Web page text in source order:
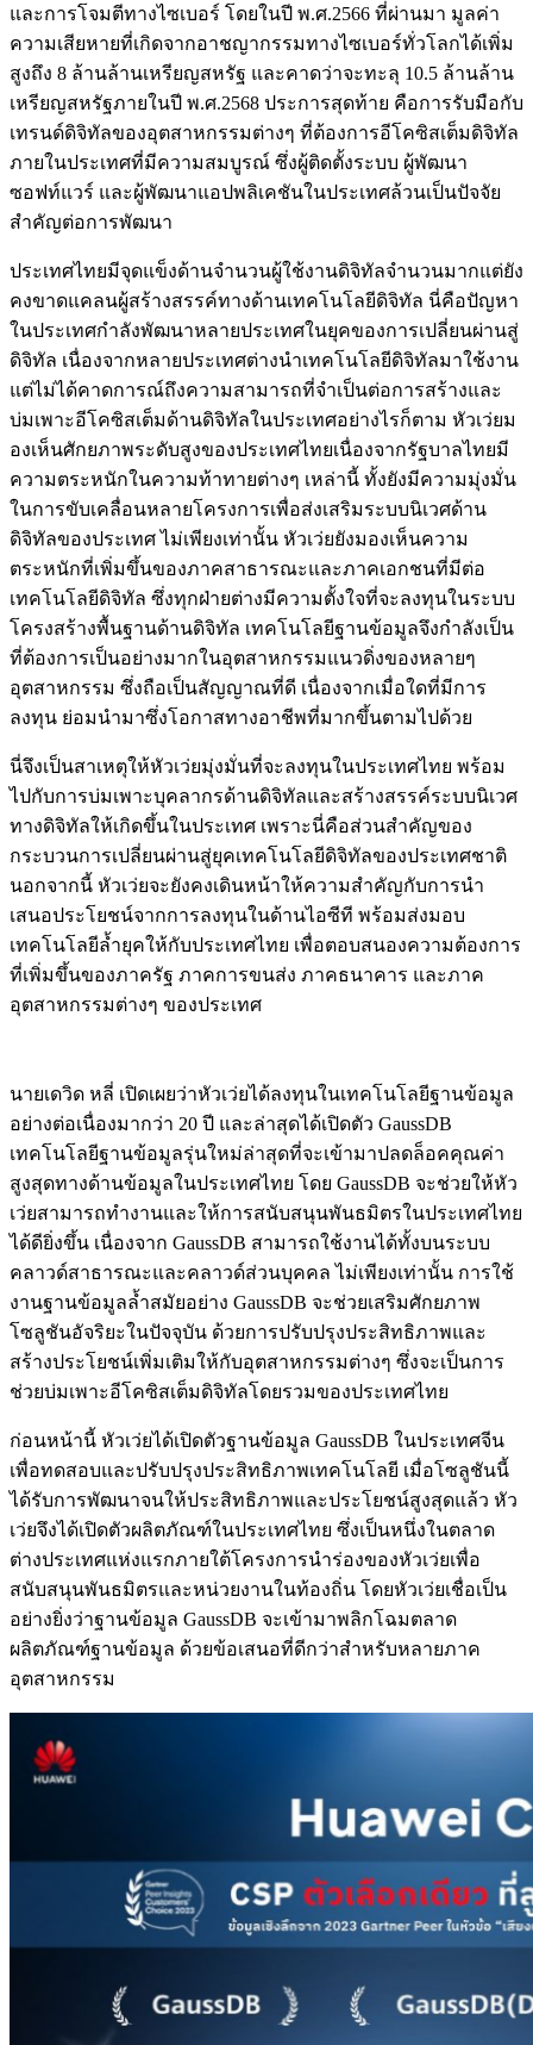
และการโจมตีทางไซเบอร์ โดยในปี พ.ศ.2566 ที่ผ่านมา มูลค่า
ความเสียหายที่เกิดจากอาชญากรรมทางไซเบอร์ทั่วโลกได้เพิ่ม
สูงถึง 8 ล้านล้านเหรียญสหรัฐ และคาดว่าจะทะลุ 10.5 ล้านล้าน
เหรียญสหรัฐภายในปี พ.ศ.2568 ประการสุดท้าย คือการรับมือกับ
เทรนด์ดิจิทัลของอุตสาหกรรมต่างๆ ที่ต้องการอีโคซิสเต็มดิจิทัล
ภายในประเทศที่มีความสมบูรณ์ ซึ่งผู้ติดตั้งระบบ ผู้พัฒนา
ซอฟท์แวร์ และผู้พัฒนาแอปพลิเคชันในประเทศล้วนเป็นปัจจัย
สำคัญต่อการพัฒนา
ประเทศไทยมีจุดแข็งด้านจำนวนผู้ใช้งานดิจิทัลจำนวนมากแต่ยัง
คงขาดแคลนผู้สร้างสรรค์ทางด้านเทคโนโลยีดิจิทัล นี่คือปัญหา
ในประเทศกำลังพัฒนาหลายประเทศในยุคของการเปลี่ยนผ่านสู่
ดิจิทัล เนื่องจากหลายประเทศต่างนำเทคโนโลยีดิจิทัลมาใช้งาน
แต่ไม่ได้คาดการณ์ถึงความสามารถที่จำเป็นต่อการสร้างและ
บ่มเพาะอีโคซิสเต็มด้านดิจิทัลในประเทศอย่างไรก็ตาม หัวเว่ยม
องเห็นศักยภาพระดับสูงของประเทศไทยเนื่องจากรัฐบาลไทยมี
ความตระหนักในความท้าทายต่างๆ เหล่านี้ ทั้งยังมีความมุ่งมั่น
ในการขับเคลื่อนหลายโครงการเพื่อส่งเสริมระบบนิเวศด้าน
ดิจิทัลของประเทศ ไม่เพียงเท่านั้น หัวเว่ยยังมองเห็นความ
ตระหนักที่เพิ่มขึ้นของภาคสาธารณะและภาคเอกชนที่มีต่อ
เทคโนโลยีดิจิทัล ซึ่งทุกฝ่ายต่างมีความตั้งใจที่จะลงทุนในระบบ
โครงสร้างพื้นฐานด้านดิจิทัล เทคโนโลยีฐานข้อมูลจึงกำลังเป็น
ที่ต้องการเป็นอย่างมากในอุตสาหกรรมแนวดิ่งของหลายๆ
อุตสาหกรรม ซึ่งถือเป็นสัญญาณที่ดี เนื่องจากเมื่อใดที่มีการ
ลงทุน ย่อมนำมาซึ่งโอกาสทางอาชีพที่มากขึ้นตามไปด้วย
นี่จึงเป็นสาเหตุให้หัวเว่ยมุ่งมั่นที่จะลงทุนในประเทศไทย พร้อม
ไปกับการบ่มเพาะบุคลากรด้านดิจิทัลและสร้างสรรค์ระบบนิเวศ
ทางดิจิทัลให้เกิดขึ้นในประเทศ เพราะนี่คือส่วนสำคัญของ
กระบวนการเปลี่ยนผ่านสู่ยุคเทคโนโลยีดิจิทัลของประเทศชาติ
นอกจากนี้ หัวเว่ยจะยังคงเดินหน้าให้ความสำคัญกับการนำ
เสนอประโยชน์จากการลงทุนในด้านไอซีที พร้อมส่งมอบ
เทคโนโลยีล้ำยุคให้กับประเทศไทย เพื่อตอบสนองความต้องการ
ที่เพิ่มขึ้นของภาครัฐ ภาคการขนส่ง ภาคธนาคาร และภาค
อุตสาหกรรมต่างๆ ของประเทศ
นายเดวิด หลี่ เปิดเผยว่าหัวเว่ยได้ลงทุนในเทคโนโลยีฐานข้อมูล
อย่างต่อเนื่องมากว่า 20 ปี และล่าสุดได้เปิดตัว GaussDB
เทคโนโลยีฐานข้อมูลรุ่นใหม่ล่าสุดที่จะเข้ามาปลดล็อคคุณค่า
สูงสุดทางด้านข้อมูลในประเทศไทย โดย GaussDB จะช่วยให้หัว
เว่ยสามารถทำงานและให้การสนับสนุนพันธมิตรในประเทศไทย
ได้ดียิ่งขึ้น เนื่องจาก GaussDB สามารถใช้งานได้ทั้งบนระบบ
คลาวด์สาธารณะและคลาวด์ส่วนบุคคล ไม่เพียงเท่านั้น การใช้
งานฐานข้อมูลล้ำสมัยอย่าง GaussDB จะช่วยเสริมศักยภาพ
โซลูชันอัจริยะในปัจจุบัน ด้วยการปรับปรุงประสิทธิภาพและ
สร้างประโยชน์เพิ่มเติมให้กับอุตสาหกรรมต่างๆ ซึ่งจะเป็นการ
ช่วยบ่มเพาะอีโคซิสเต็มดิจิทัลโดยรวมของประเทศไทย
ก่อนหน้านี้ หัวเว่ยได้เปิดตัวฐานข้อมูล GaussDB ในประเทศจีน
เพื่อทดสอบและปรับปรุงประสิทธิภาพเทคโนโลยี เมื่อโซลูชันนี้
ได้รับการพัฒนาจนให้ประสิทธิภาพและประโยชน์สูงสุดแล้ว หัว
เว่ยจึงได้เปิดตัวผลิตภัณฑ์ในประเทศไทย ซึ่งเป็นหนึ่งในตลาด
ต่างประเทศแห่งแรกภายใต้โครงการนำร่องของหัวเว่ยเพื่อ
สนับสนุนพันธมิตรและหน่วยงานในท้องถิ่น โดยหัวเว่ยเชื่อเป็น
อย่างยิ่งว่าฐานข้อมูล GaussDB จะเข้ามาพลิกโฉมตลาด
ผลิตภัณฑ์ฐานข้อมูล ด้วยข้อเสนอที่ดีกว่าสำหรับหลายภาค
อุตสาหกรรม